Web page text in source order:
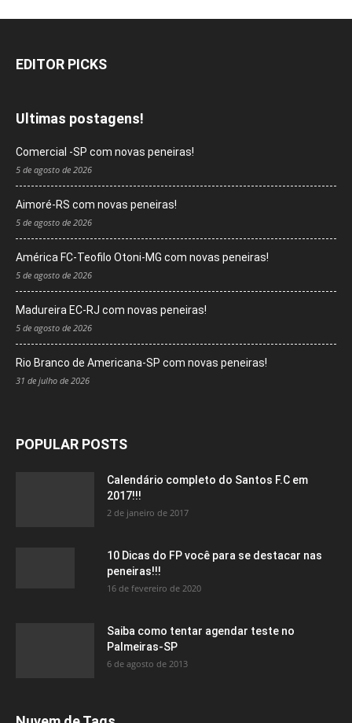
EDITOR PICKS
Ultimas postagens!
Comercial -SP com novas peneiras!
5 de agosto de 2026
Aimoré-RS com novas peneiras!
5 de agosto de 2026
América FC-Teofilo Otoni-MG com novas peneiras!
5 de agosto de 2026
Madureira EC-RJ com novas peneiras!
5 de agosto de 2026
Rio Branco de Americana-SP com novas peneiras!
31 de julho de 2026
POPULAR POSTS
Calendário completo do Santos F.C em
2017!!!
2 de janeiro de 2017
10 Dicas do FP você para se destacar nas
peneiras!!!
16 de fevereiro de 2020
Saiba como tentar agendar teste no
Palmeiras-SP
6 de agosto de 2013